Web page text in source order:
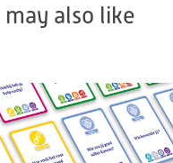
may also like